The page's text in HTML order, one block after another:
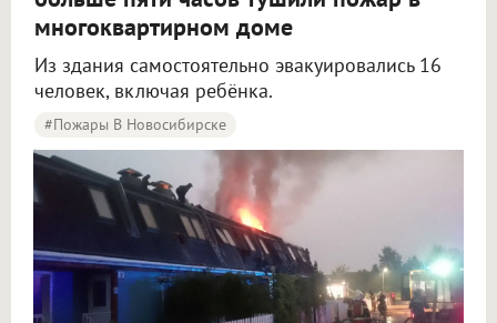
многоквартирном доме
Из здания самостоятельно эвакуировались 16
человек, включая ребёнка.
#Пожары В Новосибирске